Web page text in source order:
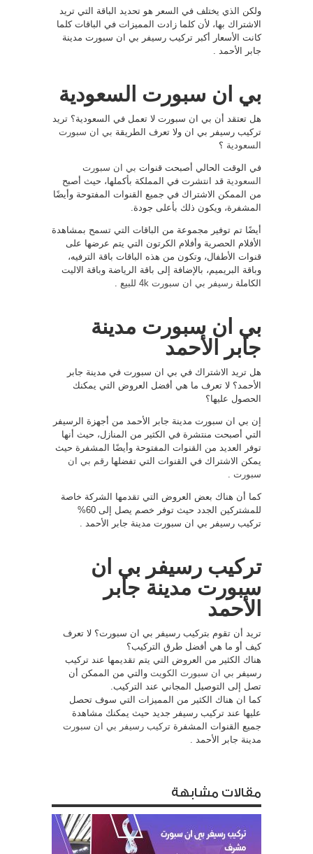
ولكن الذي يختلف في السعر هو تحديد الباقة التي تريد
الاشتراك بها، لأن كلما زادت المميزات في الباقات كلما
كانت الأسعار أكبر تركيب رسيفر بي ان سبورت مدينة
جابر الأحمد .
بي ان سبورت السعودية
هل تعتقد أن بي ان سبورت لا تعمل في السعودية؟ تريد
تركيب رسيفر بي ان ولا تعرف الطريقة بي ان سبورت
السعودية ؟
في الوقت الحالي أصبحت قنوات بي ان سبورت
السعودية قد انتشرت في المملكة بأكملها، حيث أصبح
من الممكن الاشتراك في جميع القنوات المفتوحة وأيضًا
المشفرة، ويكون ذلك بأعلى جودة.
أيضًا تم توفير مجموعة من الباقات التي تسمح بمشاهدة
الأفلام الحصرية وأفلام الكرتون التي يتم عرضها على
قنوات الأطفال، وتكون من هذه الباقات باقة الترفيه،
وباقة البريميم، بالإضافة إلى باقة الرياضة وباقة الاليت
الكاملة رسيفر بي ان سبورت 4k للبيع
بي ان سبورت مدينة
جابر الأحمد
هل تريد الاشتراك في بي ان سبورت في مدينة جابر
الأحمد؟ لا تعرف ما هي أفضل العروض التي يمكنك
الحصول عليها؟
إن بي ان سبورت مدينة جابر الأحمد من أجهزة الرسيفر
التي أصبحت منتشرة في الكثير من المنازل، حيث أنها
توفر العديد من القنوات المفتوحة وأيضًا المشفرة حيث
يمكن الاشتراك في القنوات التي تفضلها رقم بي ان
سبورت
كما أن هناك بعض العروض التي تقدمها الشركة خاصة
للمشتركين الجدد حيث توفر خصم يصل إلى 60%
تركيب رسيفر بي ان سبورت مدينة جابر الأحمد .
تركيب رسيفر بي ان
سبورت مدينة جابر
الأحمد
تريد أن تقوم بتركيب رسيفر بي ان سبورت؟ لا تعرف
كيف أو ما هي أفضل طرق التركيب؟
هناك الكثير من العروض التي يتم تقديمها عند تركيب
رسيفر بي ان سبورت الكويت والتي من الممكن أن
تصل إلى التوصيل المجاني عند التركيب.
كما ان هناك الكثير من المميزات التي سوف تحصل
عليها عند تركيب رسيفر جديد حيث يمكنك مشاهدة
جميع القنوات المشفرة تركيب رسيفر بي ان سبورت
مدينة جابر الأحمد .
مقالات مشابهة